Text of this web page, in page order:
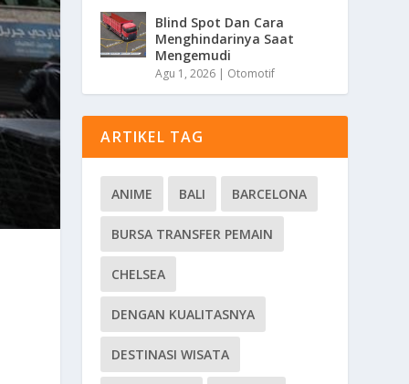
Blind Spot Dan Cara
Menghindarinya Saat
Mengemudi
Agu 1, 2026 | Otomotif
ARTIKEL TAG
ANIME BALI BARCELONA
BURSA TRANSFER PEMAIN
CHELSEA
DENGAN KUALITASNYA
DESTINASI WISATA